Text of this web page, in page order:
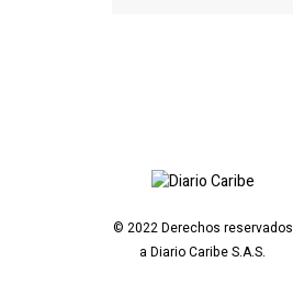
© 2022 Derechos reservados
a Diario Caribe S.A.S.